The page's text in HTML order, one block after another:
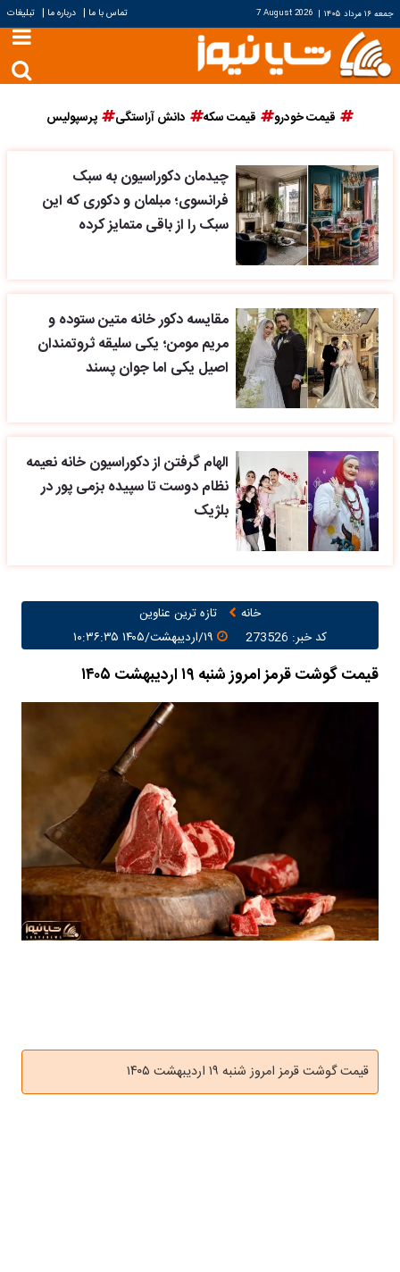
جمعه ۱۶ مرداد ۱۴۰۵ |
7 August 2026 تماس با ما | درباره ما | تبلیغات
قیمت خودرو قیمت سکه دانش آراستگی پرسپولیس
چیدمان دکوراسیون به سبک
فرانسوی؛ مبلمان و دکوری که این
سبک را از باقی متمایز کرده
مقایسه دکور خانه متین ستوده و
مریم مومن؛ یکی سلیقه ثروتمندان
اصیل یکی اما جوان پسند
الهام گرفتن از دکوراسیون خانه نعیمه
نظام دوست تا سپیده بزمی پور در
بلژیک
خانه
تازه ترین عناوین
کد خبر: 273526
قیمت گوشت قرمز امروز شنبه ۱۹ اردیبهشت ۱۴۰۵
قیمت گوشت قرمز امروز شنبه ۱۹ اردیبهشت ۱۴۰۵